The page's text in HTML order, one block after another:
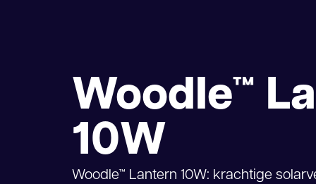
Woodle™
10W
Woodle™ Lantern 10W: krachtige